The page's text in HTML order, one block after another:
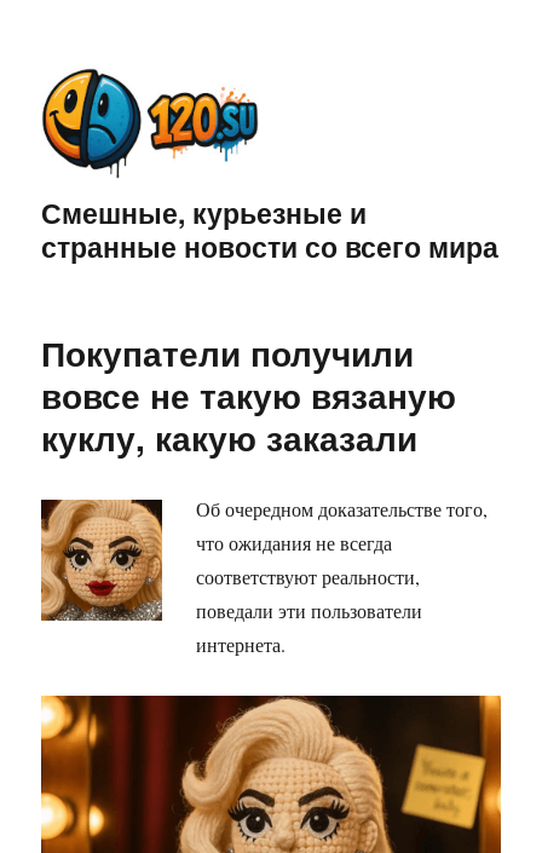
Смешные, курьезные и
странные новости со всего мира
Покупатели получили
вовсе не такую вязаную
куклу, какую заказали
Об очередном доказательстве того,
что ожидания не всегда
соответствуют реальности,
поведали эти пользователи
интернета.